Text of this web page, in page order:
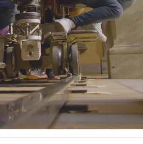
Privacidad y Seguridad
Aprendizaje en Línea